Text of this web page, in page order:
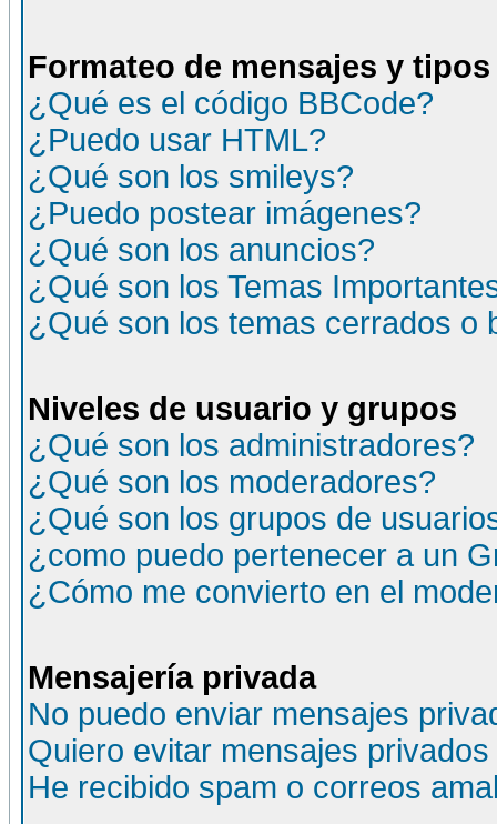
Formateo de mensajes y
¿Qué es el código BBCode?
¿Puedo usar HTML?
¿Qué son los smileys?
¿Puedo postear imágenes?
¿Qué son los anuncios?
¿Qué son los Temas
¿Qué son los temas cerrados o
Niveles de usuario y grupos
¿Qué son los administradores?
¿Qué son los moderadores?
¿Qué son los grupos de
¿como puedo pertenecer a un
¿Cómo me convierto en el
Mensajería privada
No puedo enviar mensajes
Quiero evitar mensajes
He recibido spam o correos